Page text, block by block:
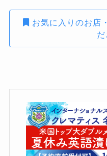
お気に入りのお店
だ